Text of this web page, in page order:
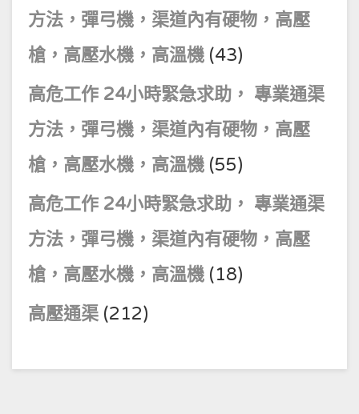
方法，彈弓機，渠道內有硬物，高壓
槍，高壓水機，高溫機 (43)
高危工作 24小時緊急求助， 專業通渠
方法，彈弓機，渠道內有硬物，高壓
槍，高壓水機，高溫機 (55)
高危工作 24小時緊急求助， 專業通渠
方法，彈弓機，渠道內有硬物，高壓
槍，高壓水機，高溫機 (18)
高壓通渠 (212)